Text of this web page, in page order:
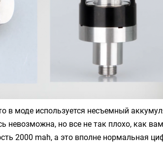
в моде используется несъемный
невозможна, но все не так плохо, как
2000 mah, а это вполне нормальная